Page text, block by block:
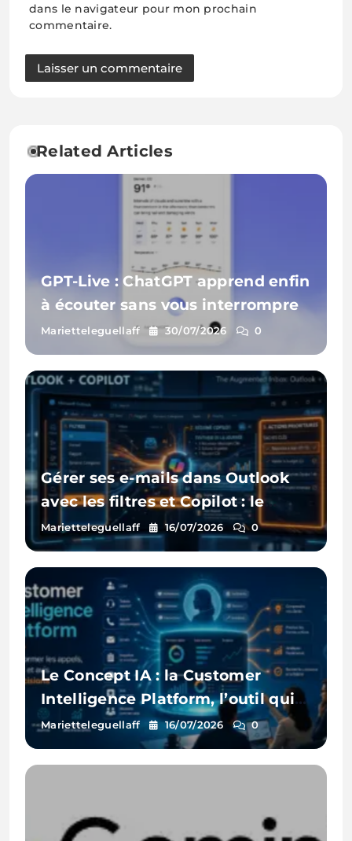
dans le navigateur pour mon prochain
commentaire.
Related Articles
GPT-Live : ChatGPT apprend enfin
à écouter sans vous interrompre
Marietteleguellaff 30/07/2026 0
Gérer ses e-mails dans Outlook
avec les filtres et Copilot : le
guide pratique
Marietteleguellaff 16/07/2026 0
Le Concept IA : la Customer
Intelligence Platform, l’outil qui
écoute enfin tous vos clients
Marietteleguellaff 16/07/2026 0